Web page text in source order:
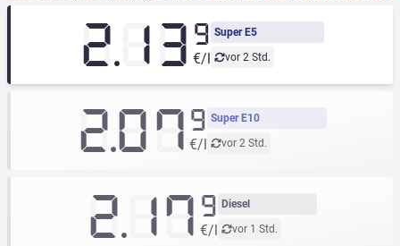
Super E5
vor 2 Std.
2.13 9
€/l
Super E10
vor 2 Std.
2.079
€/l
Diesel
vor 1 Std.
2.17 9
€/l